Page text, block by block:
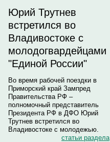
Юрий Трутнев
встретился во
Владивостоке с
молодогвардейцами
"Единой России"
Во время рабочей поездки в
Приморский край Зампред
Правительства РФ –
полномочный представитель
Президента РФ в ДФО Юрий
Трутнев встретился во
Владивостоке с молодежью.
статьи раздела